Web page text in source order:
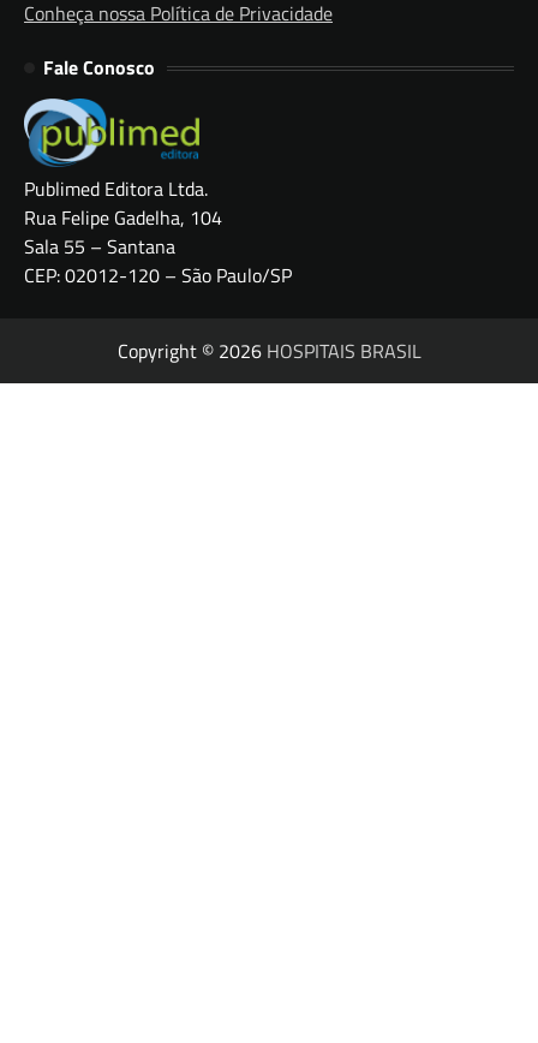
Conheça nossa Política de Privacidade
Fale Conosco
Publimed Editora Ltda.
Rua Felipe Gadelha, 104
Sala 55 – Santana
CEP: 02012-120 – São Paulo/SP
Copyright © 2026 HOSPITAIS BRASIL